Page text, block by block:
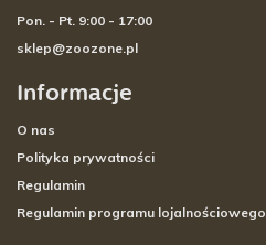
Informacje
O nas
Polityka prywatności
Regulamin
Regulamin programu lojalnościowego
Pon. - Pt. 9:00 - 17:00
sklep@zoozone.pl